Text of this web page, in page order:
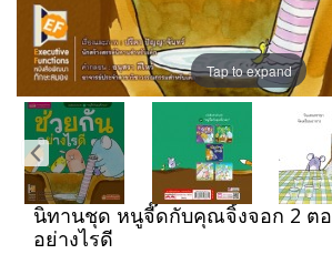
Tap to expand
นิทานชุด หนูจี๊ดกับคุณจิ้งจอก 2 ต
อย่างไรดี